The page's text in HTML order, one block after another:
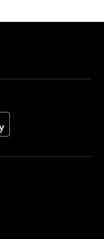
(opens in a new tab)